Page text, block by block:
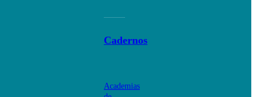
Cadernos
Academias